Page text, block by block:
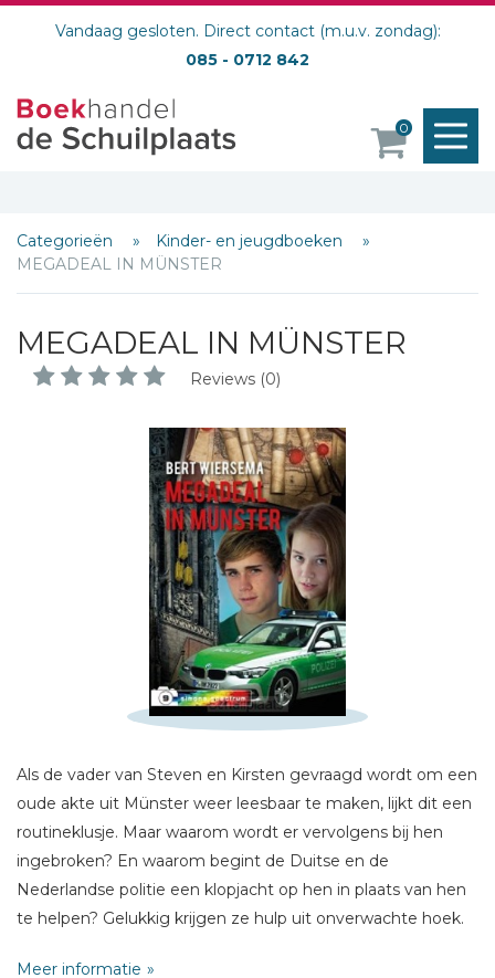
Vandaag gesloten. Direct contact (m.u.v. zondag):
085 - 0712 842
0
Categorieën
Kinder- en jeugdboeken
MEGADEAL IN MÜNSTER
MEGADEAL IN MÜNSTER
Reviews (0)
Als de vader van Steven en Kirsten gevraagd wordt om een
oude akte uit Münster weer leesbaar te maken, lijkt dit een
routineklusje. Maar waarom wordt er vervolgens bij hen
ingebroken? En waarom begint de Duitse en de
Nederlandse politie een klopjacht op hen in plaats van hen
te helpen? Gelukkig krijgen ze hulp uit onverwachte hoek.
Meer informatie
Schrijf hieronder je review!
Sterren
E-mail *
Titel *
Bericht *